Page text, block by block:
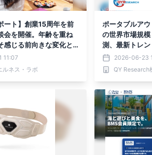
ート】創業15周年を前
会を開催。年齢を重ね
感じる前向きな変化と
11:07
ルネス・ラボ
ポータブルア
の世界市場規
測、最新トレ
32
2026-06-23
QY Research